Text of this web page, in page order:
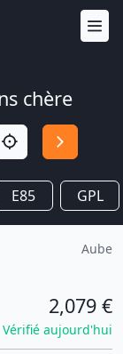
chère
E85 GPL
Aube
2,079 €
Vérifié aujourd'hui